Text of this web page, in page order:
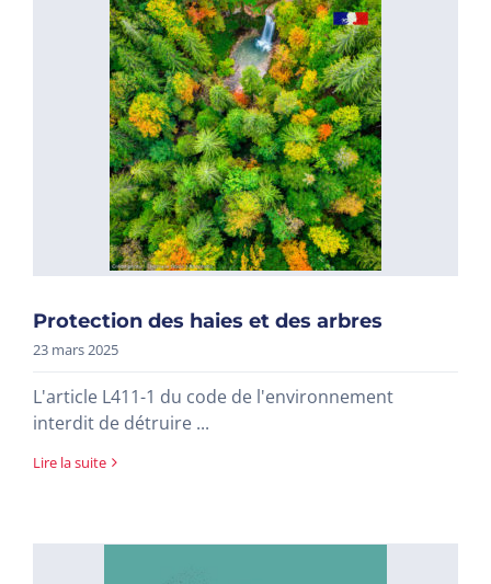
Protection des haies et des arbres
23 mars 2025
L'article L411-1 du code de l'environnement
interdit de détruire ...
Lire la suite